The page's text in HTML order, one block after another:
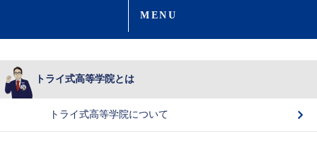
MENU
トライ式高等学院とは
トライ式高等学院について